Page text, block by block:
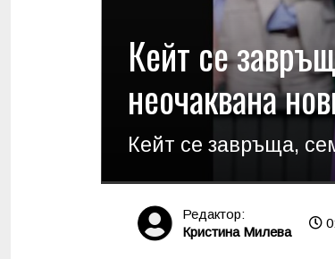
Кейт се
неочаквана
Кейт се завръща,
Редактор:
Кристина Милева